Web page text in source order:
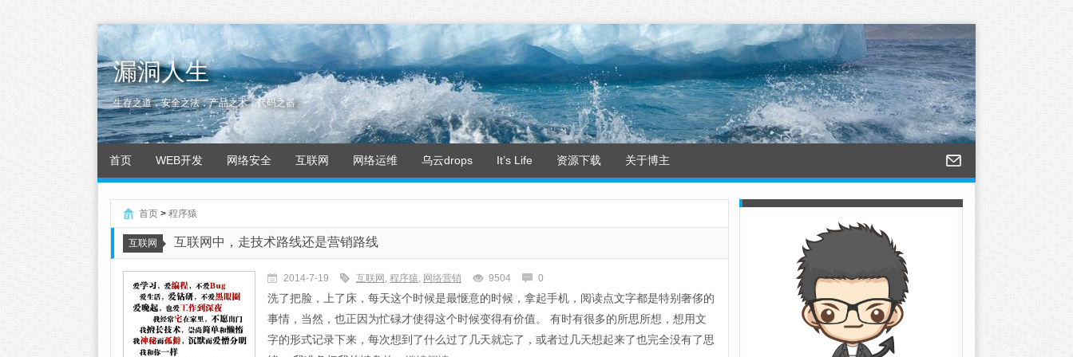
漏洞人生
生存之道，安全之法，产品之术，代码之器
首页 WEB开发 网络安全 互联网 网络运维 乌云drops It’s Life 资源下载 关于博主
首页 > 程序猿
互联网 互联网中，走技术路线还是营销路线
2014-7-19 互联网 , 程序猿, 网络营销 9504 0
洗了把脸，上了床，每天这个时候是最惬意的时候，拿起手机，阅读点文字都是特别奢侈的
事情，当然，也正因为忙碌才使得这个时候变得有价值。 有时有很多的所思所想，想用文
字的形式记录下来，每次想到了什么过了几天就忘了，或者过几天想起来了也完全没有了思